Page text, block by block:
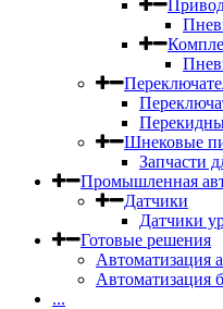
Шнековые
Запчасти
Промышленная
Датчики
Датчики
Готовые решения
Автоматизация
Автоматизация
...